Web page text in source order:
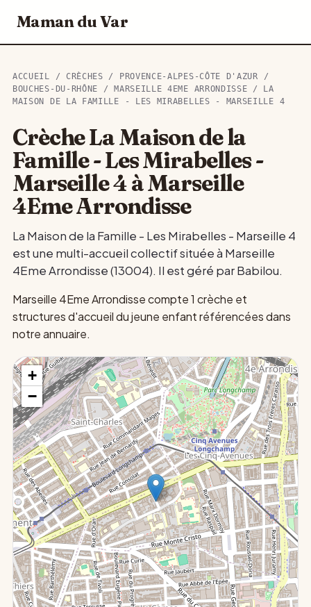
Maman du Var
ACCUEIL / CRÈCHES / PROVENCE-ALPES-CÔTE D'AZUR /
BOUCHES-DU-RHÔNE / MARSEILLE 4EME ARRONDISSE / LA
MAISON DE LA FAMILLE - LES MIRABELLES - MARSEILLE 4
Crèche La Maison de la
Famille - Les Mirabelles -
Marseille 4 à Marseille
4Eme Arrondisse
La Maison de la Famille - Les Mirabelles - Marseille 4
est une multi-accueil collectif située à Marseille
4Eme Arrondisse (13004). Il est géré par Babilou.
Marseille 4Eme Arrondisse compte 1 crèche et
structures d'accueil du jeune enfant référencées dans
notre annuaire.
+
−